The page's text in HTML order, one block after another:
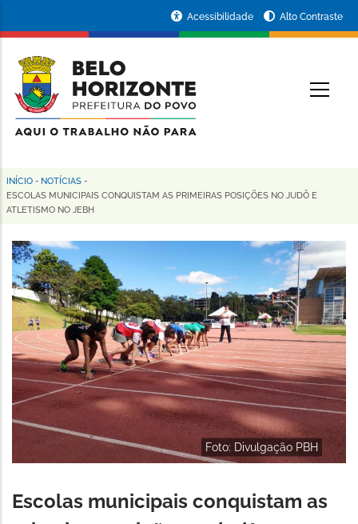
conteúdo
principal
da
Prefeitura
de
Horizonte
Acessibilidade Alto Contraste
Trilha
de
navegação
INÍCIO - NOTÍCIAS -
ESCOLAS MUNICIPAIS CONQUISTAM AS PRIMEIRAS POSIÇÕES NO JUDÔ E
ATLETISMO NO JEBH
Foto: Divulgação PBH
Escolas municipais conquistam as